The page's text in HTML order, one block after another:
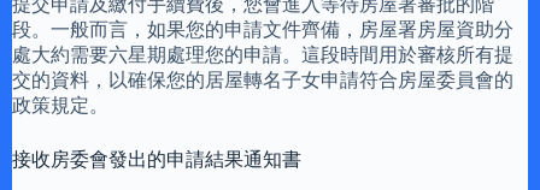
提交申請及繳付手續費後，您會進入等待房屋署審批的階
段。一般而言，如果您的申請文件齊備，房屋署房屋資助分
處大約需要六星期處理您的申請。這段時間用於審核所有提
交的資料，以確保您的居屋轉名子女申請符合房屋委員會的
政策規定。
接收房委會發出的申請結果通知書